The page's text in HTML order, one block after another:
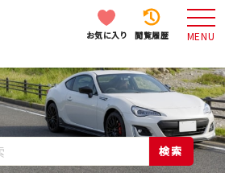
お気に入り 閲覧履歴 MENU
検索